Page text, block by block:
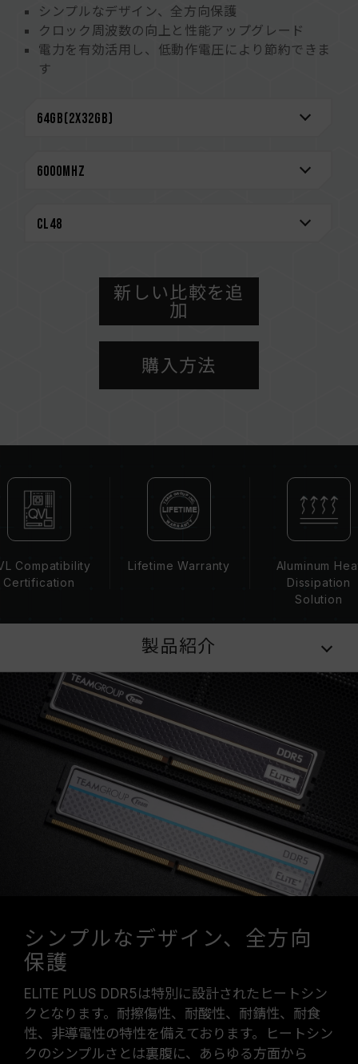
シンプルなデザイン、全方向保護
クロック周波数の向上と性能アップグレード
電力を有効活用し、低動作電圧により節約できま
す
新たなアーキテクチャで性能アップ
安定させます
互換性チェック
」ページにてご確認ください。
メモリを購入する前に、マザーボードメーカーの
QVL（互換性リスト）をご参照ください。
メモリの最大動作周波数は、システムのBIOS設
定、マザーボード、およびCPUの互換性によって
ーは互換性検証を通じてされます。異なるセット
なったり、起動に失敗したりする可能性がありま
す。
CPUのメモリコントローラー（IMC）の性能
（Performance）と現在使用しているマザーボ
に影響を与える可能性があります。
XMP 3.0（Intel）またはEXPO（AMD）を有効
（JEDEC標準）で動作し、例えばDDR5-
4800（またはそれ以下）となります。これは正
常な動作であり、製品の欠陥ではありません。
XMP 3.0 / EXPOは手動で有効にする必要があ
り、一部のマザーボードでは、指定された周波数
に達しない可能性があります。最大動作周波数
は、システム設定性によって決まります。
オーバークロック（XMP 3.0 / EXPOを有効化）
はJEDEC標準に準拠しておらず、システムの安
定性に影響を及ぼす可能性があります。オーバー
クロックによる不安定性が発生した場合は、
BIOSの設定をデフォルトに戻してください。
メモリモジュールに表示されている周波数は「最
大対応周波数」であり、システムによって最大周
するオーバークロック技術（XMP 3.0 / EXPO）
をサポートしているかをご確認ください。対応し
周波数に達しない可能性があります。
TEAMGROUPのメモリモジュールは標準電圧範
囲内でテストされています。マザーボードやプロ
セッサの故障が発生した場合は、それぞれの製造
新しい比較を追
加
購入方法
Compatibility
Certification
Lifetime Warranty
Aluminum
Dissipation
Solution
製品紹介
シンプルなデザイン、全方向
保護
ELITE PLUS DDR5は特別に設計されたヒートシン
クとなります。耐擦傷性、耐酸性、耐錆性、耐食
性、非導電性の特性を備えております。ヒートシン
クのシンプルさとは裏腹に、あらゆる方面から